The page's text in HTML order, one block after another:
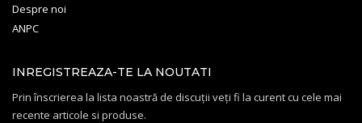
Despre noi
ANPC
INREGISTREAZA-TE LA NOUTATI
Prin înscrierea la lista noastră de discuții veți fi la curent cu cele mai
recente articole si produse.